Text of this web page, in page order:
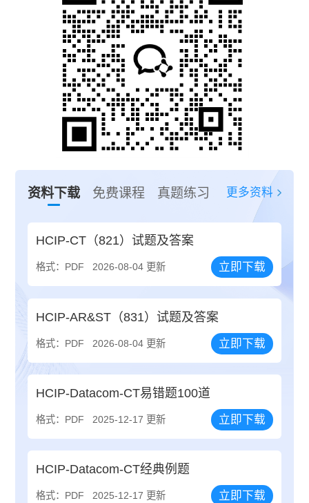
资料下载 免费课程 真题练习 更多资料
HCIP-CT（821）试题及答案
格式：PDF 2026-08-04 更新 立即下载
HCIP-AR&ST（831）试题及答案
格式：PDF 2026-08-04 更新 立即下载
HCIP-Datacom-CT易错题100道
格式：PDF 2025-12-17 更新 立即下载
HCIP-Datacom-CT经典例题
格式：PDF 2025-12-17 更新 立即下载